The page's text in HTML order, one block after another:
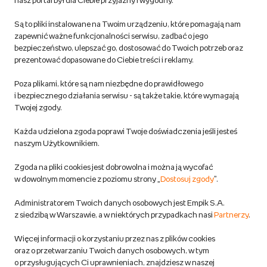
Reklamacje
Regulamin empik.com
Pozostałe Regulaminy Empiku
Polityka prywatności empik.com
produktów niebezpiecznych
Dostosuj zgody
Polityka prywatności empik
Raty u partnerów Empiku
korzystaj z kodów zniżkowych.Dowiedz się więcej
Są to pliki instalowane na Twoim urządzeniu, które pomagają nam
zapewnić ważne funkcjonalności serwisu, zadbać o jego
bezpieczeństwo, ulepszać go, dostosować do Twoich potrzeb oraz
prezentować dopasowane do Ciebie treści i reklamy.
Poza plikami, które są nam niezbędne do prawidłowego
i bezpiecznego działania serwisu - są także takie, które wymagają
Twojej zgody.
Każda udzielona zgoda poprawi Twoje doświadczenia jeśli jesteś
naszym Użytkownikiem.
Zgoda na pliki cookies jest dobrowolna i można ją wycofać
w dowolnym momencie z poziomu strony „ Dostosuj zgody”.
Administratorem Twoich danych osobowych jest Empik S.A.
z siedzibą w Warszawie, a w niektórych przypadkach nasi Partnerzy.
Więcej informacji o korzystaniu przez nas z plików cookies
oraz o przetwarzaniu Twoich danych osobowych, w tym
o przysługujących Ci uprawnieniach, znajdziesz w naszej